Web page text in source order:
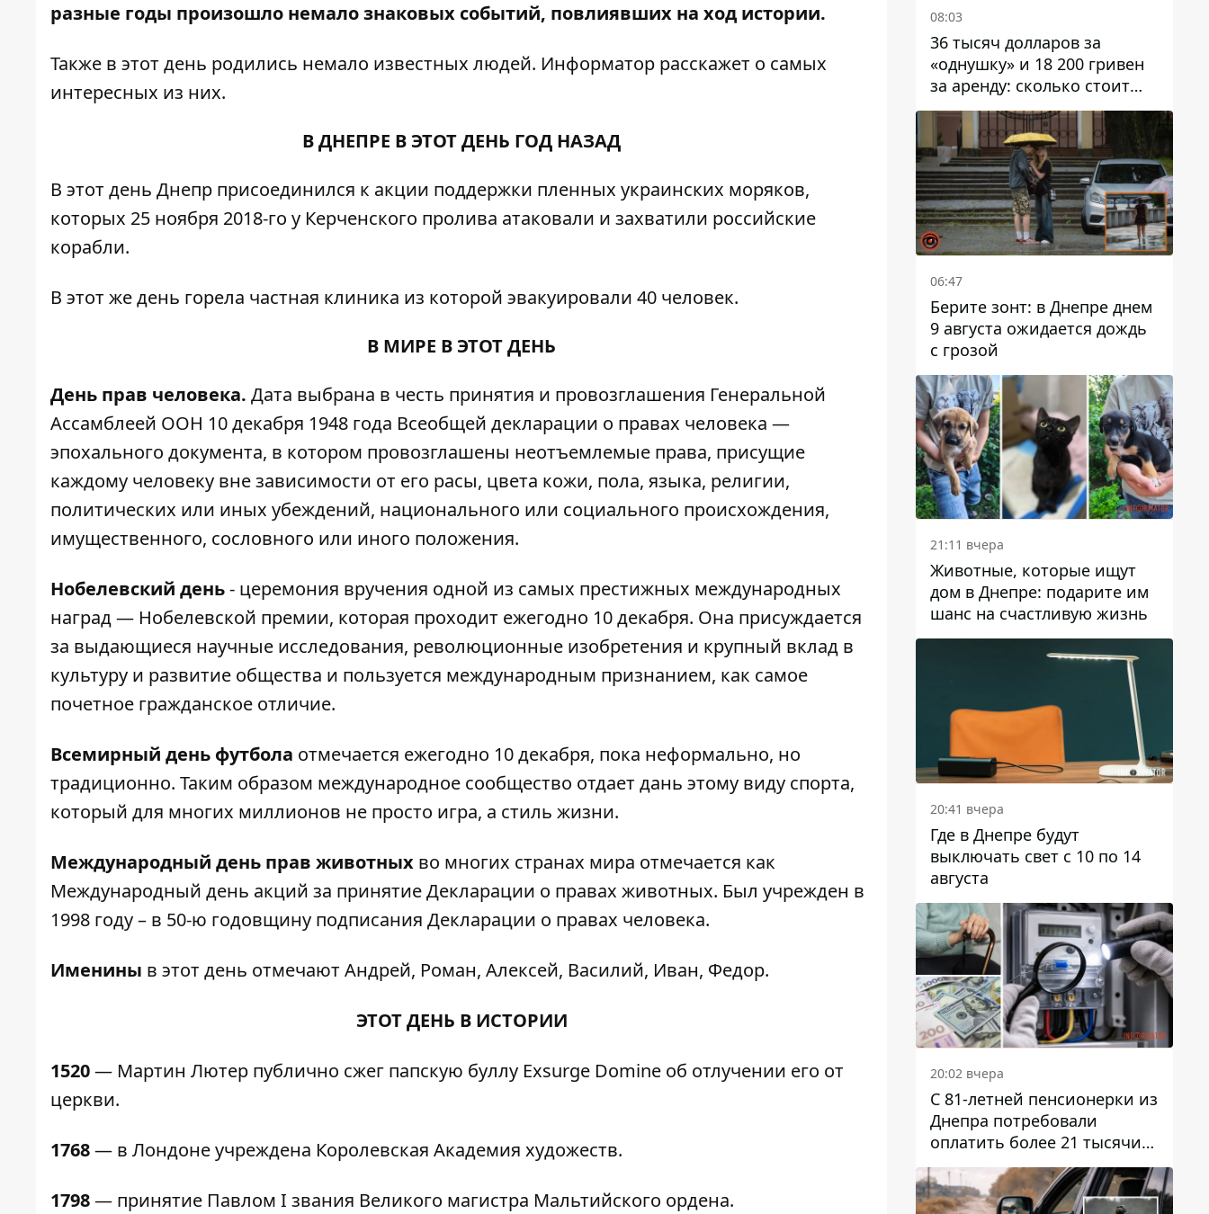
разные годы произошло немало знаковых событий, повлиявших на ход истории.
Также в этот день родились немало известных людей. Информатор расскажет о самых
интересных из них.
В ДНЕПРЕ В ЭТОТ ДЕНЬ ГОД НАЗАД
В этот день Днепр присоединился к акции поддержки пленных украинских моряков,
которых 25 ноября 2018-го у Керченского пролива атаковали и захватили российские
корабли.
В этот же день горела частная клиника из которой эвакуировали 40 человек.
В МИРЕ В ЭТОТ ДЕНЬ
День прав человека. Дата выбрана в честь принятия и провозглашения Генеральной
Ассамблеей ООН 10 декабря 1948 года Всеобщей декларации о правах человека —
эпохального документа, в котором провозглашены неотъемлемые права, присущие
каждому человеку вне зависимости от его расы, цвета кожи, пола, языка, религии,
политических или иных убеждений, национального или социального происхождения,
имущественного, сословного или иного положения.
Нобелевский день- церемония вручения одной из самых престижных международных
наград — Нобелевской премии, которая проходит ежегодно 10 декабря. Она присуждается
за выдающиеся научные исследования, революционные изобретения и крупный вклад в
культуру и развитие общества и пользуется международным признанием, как самое
почетное гражданское отличие.
Всемирный день футбола отмечается ежегодно 10 декабря, пока неформально, но
традиционно. Таким образом международное сообщество отдает дань этому виду спорта,
который для многих миллионов не просто игра, а стиль жизни.
Международный день прав животных во многих странах мира отмечается как
Международный день акций за принятие Декларации о правах животных. Был учрежден в
1998 году – в 50-ю годовщину подписания Декларации о правах человека.
Именины в этот день отмечают Андрей, Роман, Алексей, Василий, Иван, Федор.
ЭТОТ ДЕНЬ В ИСТОРИИ
1520— Мартин Лютер публично сжег папскую буллу Exsurge Domine об отлучении его от
церкви.
1768— в Лондоне учреждена Королевская Академия художеств.
1798— принятие Павлом I звания Великого магистра Мальтийского ордена.
08:03
36 тысяч долларов за
«однушку» и 18 200 гривен
за аренду: сколько стоит
жилье в Днепропетровской
области
06:47
Берите зонт: в Днепре днем ​​
9 августа ожидается дождь
с грозой
21:11 вчера
Животные, которые ищут
дом в Днепре: подарите им
шанс на счастливую жизнь
20:41 вчера
Где в Днепре будут
выключать свет с 10 по 14
августа
20:02 вчера
С 81-летней пенсионерки из
Днепра потребовали
оплатить более 21 тысячи
гривен за "вмешательство в
работу счетчика"